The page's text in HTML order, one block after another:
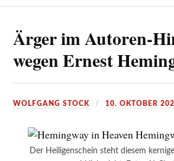
Ärger im Autoren-
wegen Ernest
WOLFGANG STOCK 10. OKTOBER
Der Heiligenschein steht diesem